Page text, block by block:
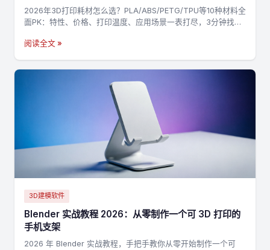
2026年3D打印耗材怎么选？PLA/ABS/PETG/TPU等10种材料全
面PK：特性、价格、打印温度、应用场景一表打尽，3分钟找到
阅读全文 »
3D建模软件
Blender 实战教程 2026：从零制作一个可 3D 打印的
手机支架
2026 年 Blender 实战教程，手把手教你从零开始制作一个可